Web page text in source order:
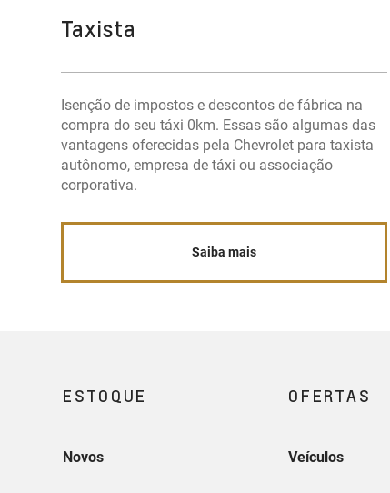
Taxista
Isenção de impostos e descontos de fábrica na
compra do seu táxi 0km. Essas são algumas das
vantagens oferecidas pela Chevrolet para taxista
autônomo, empresa de táxi ou associação
corporativa.
Saiba mais